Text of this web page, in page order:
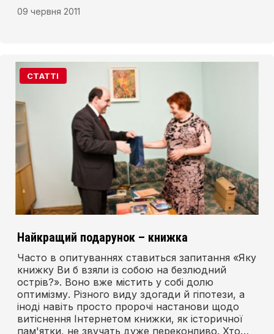
09 червня 2011
СТАТТІ
Найкращий подарунок – книжка
Часто в опитуваннях ставиться запитання «Яку
книжку Ви б взяли із собою на безлюдний
острів?». Воно вже містить у собі долю
оптимізму. Різного виду здогади й гіпотези, а
іноді навіть просто пророчі настанови щодо
витіснення Інтернетом книжки, як історичної
пам'ятки, не звучать дуже переконливо. Хто